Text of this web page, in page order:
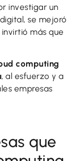
investigar un
se mejoró
más que
computing
, al esfuerzo y a
empresas
que